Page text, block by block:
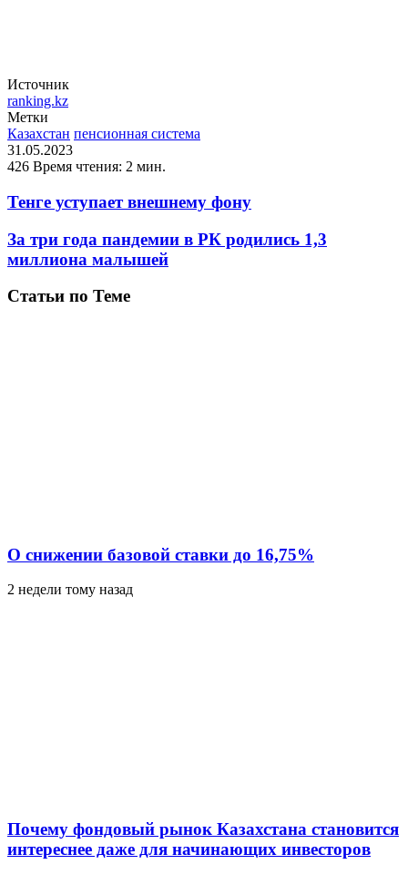
Источник
ranking.kz
Метки
Казахстан пенсионная система
31.05.2023
426 Время чтения: 2 мин.
Тенге уступает внешнему фону
За три года пандемии в РК родились 1,3
миллиона малышей
Статьи по Теме
О снижении базовой ставки до 16,75%
2 недели тому назад
Почему фондовый рынок Казахстана становится
интереснее даже для начинающих инвесторов